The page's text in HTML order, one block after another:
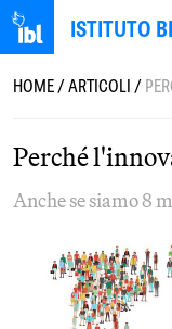
ISTITUTO
HOME/ARTICOLI/
Perché
Anche se siamo 8